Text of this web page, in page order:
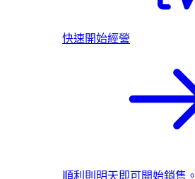
快速開始經營
順利則明天即可開始銷售。